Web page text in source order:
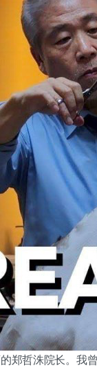
郑哲洙院长。我